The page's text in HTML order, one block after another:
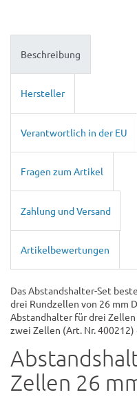
Beschreibung
Hersteller
Verantwortlich in der EU
Fragen zum Artikel
Zahlung und Versand
Artikelbewertungen
Das Abstandshalter-Set
drei Rundzellen von 26 mm
Abstandhalter für drei
zwei Zellen (Art. Nr. 400212)
Zellen 26